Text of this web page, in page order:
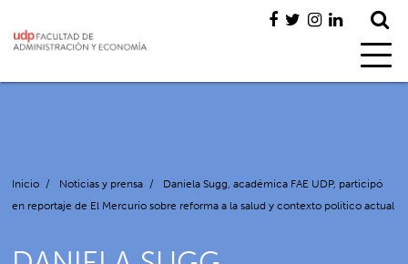
Inicio / Noticias y prensa /
Daniela Sugg, académica FAE UDP, participó
en reportaje de El Mercurio sobre reforma a la salud y contexto político actual